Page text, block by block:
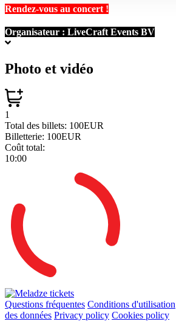
Rendez-vous au concert !
Organisateur : LiveCraft Events BV
Photo et vidéo
1
Total des billets: 100EUR
Billetterie: 100EUR
Coût total:
10:00
Questions fréquentes Conditions d'utilisation
des données Privacy policy Cookies policy